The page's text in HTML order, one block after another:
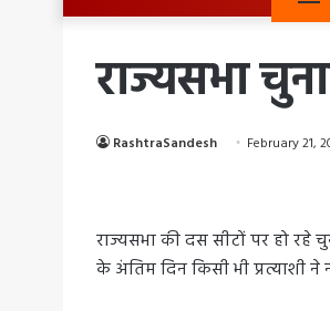
राज्यसभा
RashtraSandesh February 21,
राज्यसभा की दस सीटों पर हो
के अंतिम दिन किसी भी प्रत्याशी ने